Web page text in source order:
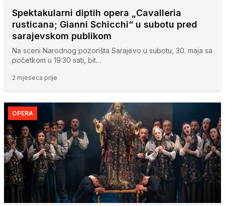
Spektakularni diptih opera „Cavalleria
rusticana; Gianni Schicchi“ u subotu pred
sarajevskom publikom
Na sceni Narodnog pozorišta Sarajevo u subotu, 30. maja sa
početkom u 19:30 sati, bit…
2 mjeseca prije
OPERA